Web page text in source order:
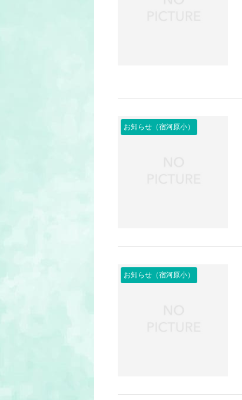
お知らせ（宿河原小）
お知らせ（宿河原小）